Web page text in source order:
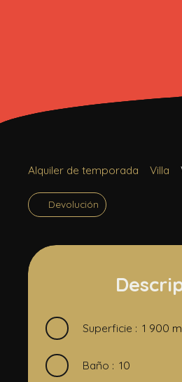
Alquiler de temporada Villa
Devolución
Superficie : 1 900
Baño : 10